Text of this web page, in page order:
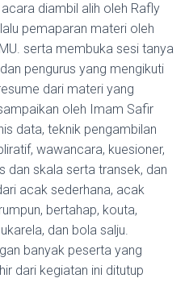
diambil alih oleh Rafly
pemaparan materi oleh
serta membuka sesi tanya
pengurus yang mengikuti
dari materi yang
oleh Imam Safir
data, teknik pengambilan
wawancara, kuesioner,
dan skala serta transek, dan
acak sederhana, acak
bertahap, kouta,
dan bola salju.
banyak peserta yang
dari kegiatan ini ditutup